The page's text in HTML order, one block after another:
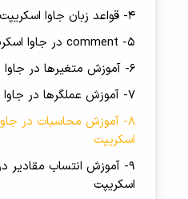
4- قواعد زبان جاوا اسکریپت
5- comment در جاوا اسکریپت
6- آموزش متغیرها در جاوا اسکریپت
7- آموزش عملگرها در جاوا اسکریپت
8- آموزش محاسبات در
اسکریپت
9- آموزش انتساب مقادیر
اسکریپت